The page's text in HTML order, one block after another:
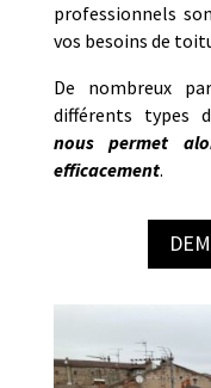
professionnels
vos besoins de
De nombreux
différents types
nous permet
efficacement.